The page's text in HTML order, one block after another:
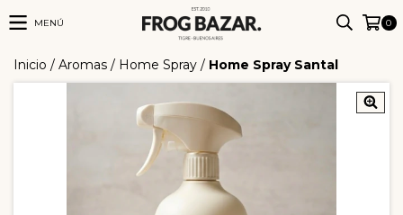
MENÚ 0
Inicio / Aromas / Home Spray / Home Spray Santal